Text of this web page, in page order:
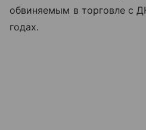
обвиняемым в торговле с
годах.